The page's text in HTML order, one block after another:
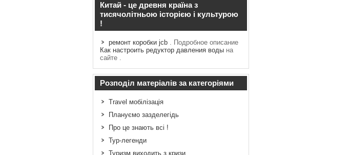
Китай - це древня країна з
тисячолітньою історією і культурою
!
ремонт коробки jcb . Подробное описание
Как настроить редуктор давления воды на
сайте .
Розподіл матеріалів за категоріями
Travel мобілізація
Плануємо зазделегідь
Про це знають всі !
Тур-легенди
Туризм виходить з кризи